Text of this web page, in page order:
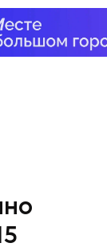
Чем
что это